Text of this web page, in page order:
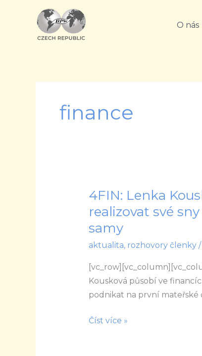
O nás
finance
4FIN: Lenka
realizovat své
samy
aktualita, rozhovory členky/
Kousková působí ve
podnikat na první mateřské
4FIN:
Lenka
Když
ženám
dáte
prostor
realizovat
sny
Číst více »